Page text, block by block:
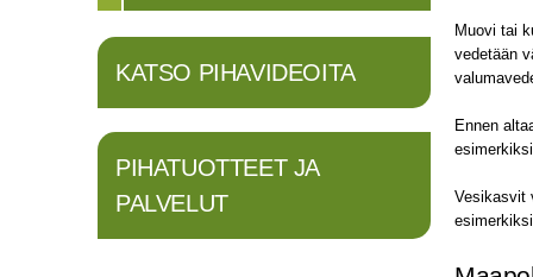
KATSO PIHAVIDEOITA
PIHATUOTTEET JA
PALVELUT
Muovi tai
vedetään
Ennen
Vesikasvit